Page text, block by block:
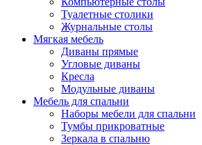
Туалетные столики
Журнальные столы
Мягкая мебель
Диваны прямые
Угловые диваны
Кресла
Модульные диваны
Мебель для спальни
Наборы мебели для спальни
Тумбы прикроватные
Зеркала в спальню